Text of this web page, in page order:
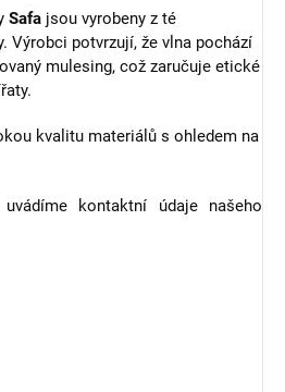
Safa jsou vyrobeny z té
Výrobci potvrzují, že vlna pochází
mulesing, což zaručuje etické
kvalitu materiálů s ohledem na
kontaktní údaje našeho